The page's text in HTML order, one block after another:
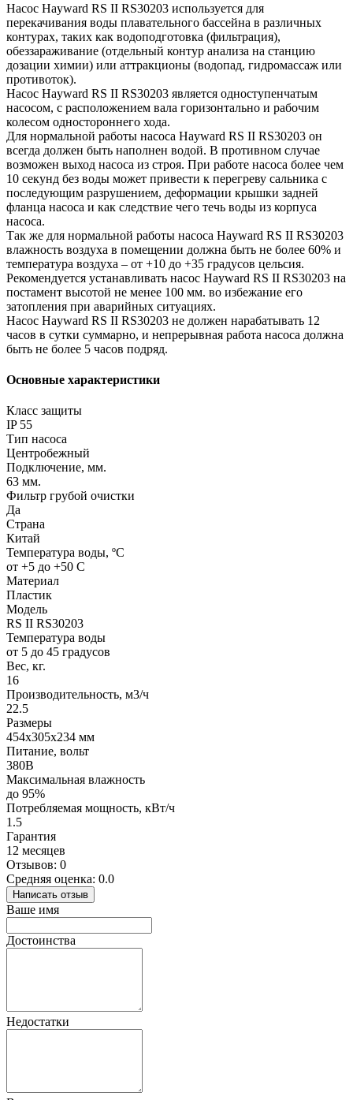
Насос Hayward RS II RS30203 используется для
перекачивания воды плавательного бассейна в различных
контурах, таких как водоподготовка (фильтрация),
обеззараживание (отдельный контур анализа на станцию
дозации химии) или аттракционы (водопад, гидромассаж или
противоток).
Насос Hayward RS II RS30203 является одноступенчатым
насосом, с расположением вала горизонтально и рабочим
колесом одностороннего хода.
Для нормальной работы насоса Hayward RS II RS30203 он
всегда должен быть наполнен водой. В противном случае
возможен выход насоса из строя. При работе насоса более чем
10 секунд без воды может привести к перегреву сальника с
последующим разрушением, деформации крышки задней
фланца насоса и как следствие чего течь воды из корпуса
насоса.
Так же для нормальной работы насоса Hayward RS II RS30203
влажность воздуха в помещении должна быть не более 60% и
температура воздуха – от +10 до +35 градусов цельсия.
Рекомендуется устанавливать насос Hayward RS II RS30203 на
постамент высотой не менее 100 мм. во избежание его
затопления при аварийных ситуациях.
Насос Hayward RS II RS30203 не должен нарабатывать 12
часов в сутки суммарно, и непрерывная работа насоса должна
быть не более 5 часов подряд.
Основные характеристики
Класс защиты
IP 55
Тип насоса
Центробежный
Подключение, мм.
63 мм.
Фильтр грубой очистки
Да
Страна
Китай
Температура воды, ºС
от +5 до +50 С
Материал
Пластик
Модель
RS II RS30203
Температура воды
от 5 до 45 градусов
Вес, кг.
16
Производительность, м3/ч
22.5
Размеры
454х305х234 мм
Питание, вольт
380В
Максимальная влажность
до 95%
Потребляемая мощность, кВт/ч
1.5
Гарантия
12 месяцев
Отзывов: 0
Средняя оценка: 0.0
Написать отзыв
Ваше имя
Достоинства
Недостатки